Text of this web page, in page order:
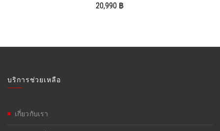
20,990 ฿
บริการช่วยเหลือ
เกี่ยวกับเรา